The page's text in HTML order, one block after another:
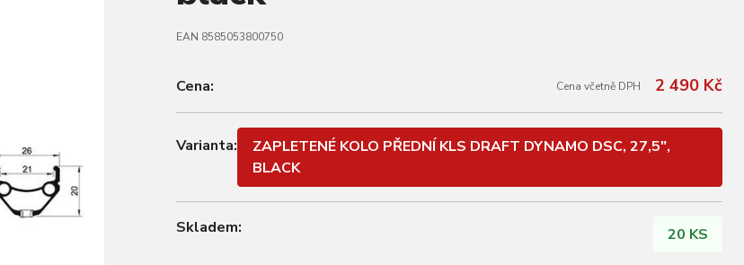
EAN 8585053800750
Cena: Cena včetně DPH 2 490 Kč
Varianta:
ZAPLETENÉ KOLO PŘEDNÍ KLS DRAFT DYNAMO DSC, 27,5",
BLACK
Skladem: 20 KS